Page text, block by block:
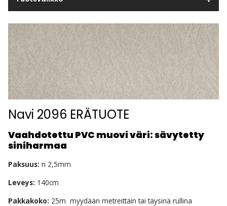
Navi 2096 ERÄTUOTE
Vaahdotettu PVC muovi väri: sävytetty
siniharmaa
Paksuus: n 2,5mm
Leveys: 140cm
Pakkakoko: 25m myydään metreittäin tai täysinä rullina